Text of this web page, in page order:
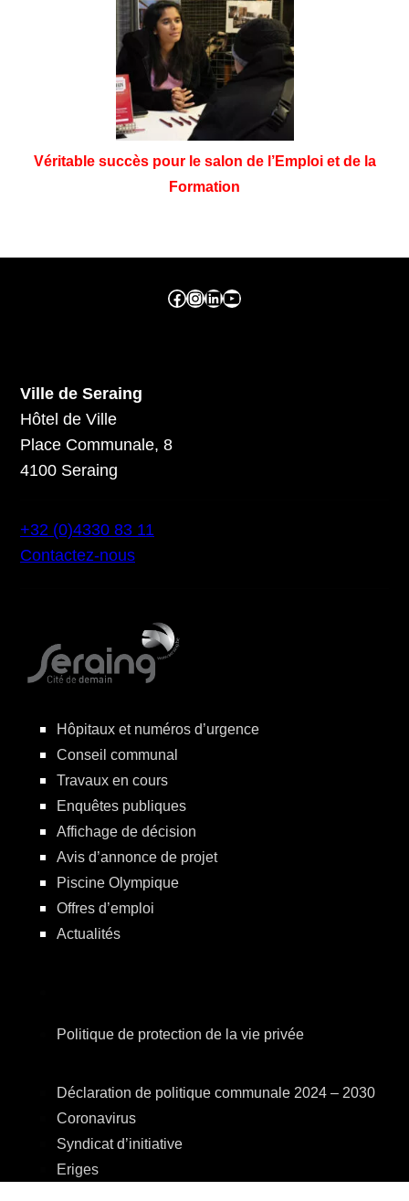
Véritable succès pour le salon de l’Emploi et de la
Formation
Facebook ville de seraing Instragram ville de seraing linkedin – ville de seraing YouTube
Ville de Seraing
Hôtel de Ville
Place Communale, 8
4100 Seraing
+32 (0)4330 83 11
Contactez-nous
Hôpitaux et numéros d’urgence
Conseil communal
Travaux en cours
Enquêtes publiques
Affichage de décision
Avis d’annonce de projet
Piscine Olympique
Offres d’emploi
Actualités
Politique de protection de la vie privée
Déclaration de politique communale 2024 – 2030
Coronavirus
Syndicat d’initiative
Eriges